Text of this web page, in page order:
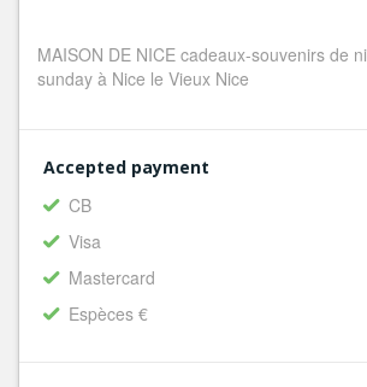
MAISON DE NICE cadeaux-souvenirs de
sunday à Nice le Vieux Nice
Accepted payment
CB
Visa
Mastercard
Espèces €